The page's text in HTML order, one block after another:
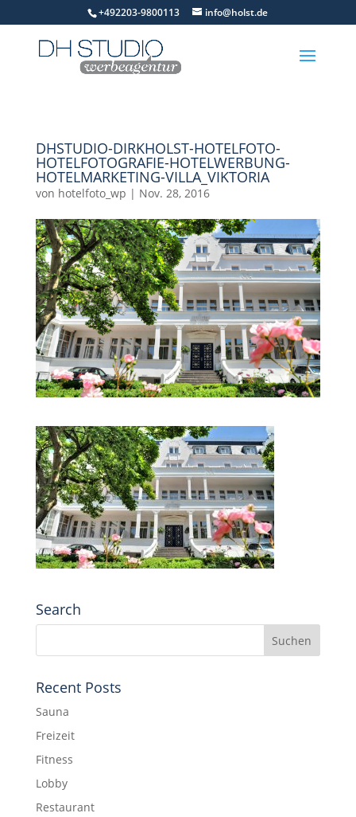
+492203-9800113 info@holst.de
DHSTUDIO-DIRKHOLST-HOTELFOTO-
HOTELFOTOGRAFIE-HOTELWERBUNG-
HOTELMARKETING-VILLA_VIKTORIA
von hotelfoto_wp | Nov. 28, 2016
Search
Recent Posts
Sauna
Freizeit
Fitness
Lobby
Restaurant